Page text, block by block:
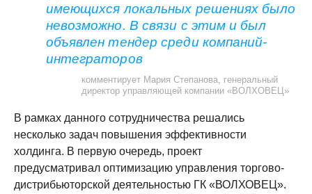
имеющихся локальных решениях было
невозможно. В связи с этим и был
объявлен тендер среди компаний-
интеграторов
комментирует Мария Степанова, генеральный
директор управляющей компании «ВОЛХОВЕЦ»
В рамках данного сотрудничества решались
несколько задач повышения эффективности
холдинга. В первую очередь, проект
предусматривал оптимизацию управления торгово-
дистрибьюторской деятельностью ГК «ВОЛХОВЕЦ».